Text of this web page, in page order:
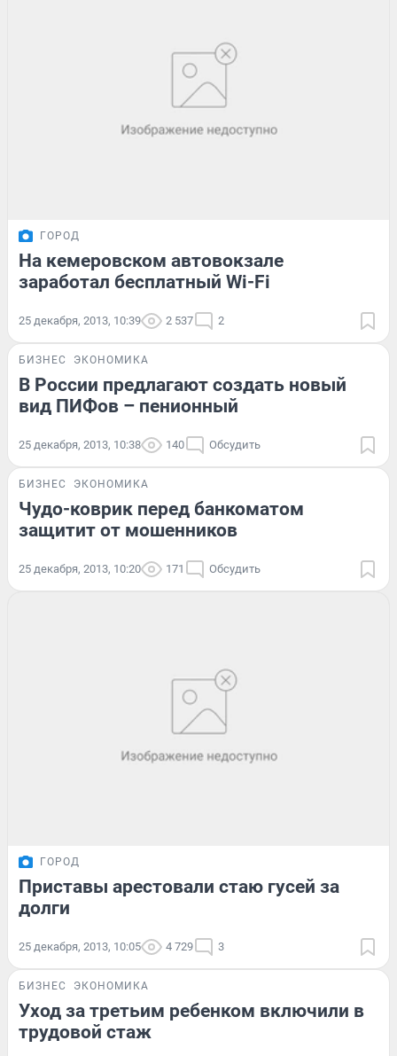
ГОРОД
На кемеровском автовокзале
заработал бесплатный Wi-Fi
25 декабря, 2013, 10:39 2 537 2
БИЗНЕС ЭКОНОМИКА
В России предлагают создать новый
вид ПИФов – пенионный
25 декабря, 2013, 10:38 140 Обсудить
БИЗНЕС ЭКОНОМИКА
Чудо-коврик перед банкоматом
защитит от мошенников
25 декабря, 2013, 10:20 171 Обсудить
ГОРОД
Приставы арестовали стаю гусей за
долги
25 декабря, 2013, 10:05 4 729 3
БИЗНЕС ЭКОНОМИКА
Уход за третьим ребенком включили в
трудовой стаж